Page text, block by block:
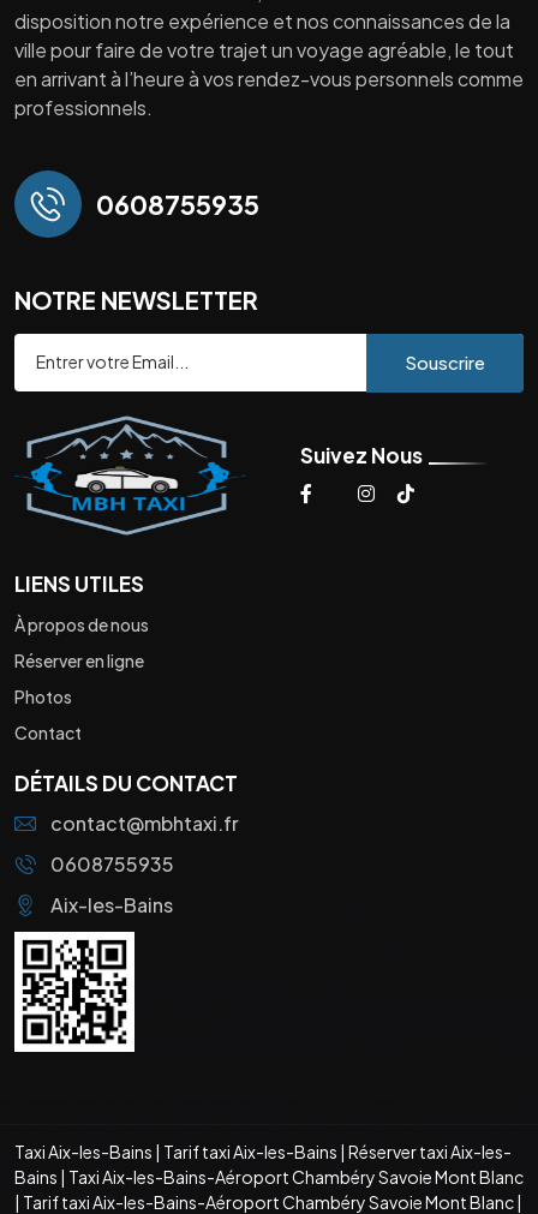
disposition notre expérience et nos connaissances de la
ville pour faire de votre trajet un voyage agréable, le tout
en arrivant à l’heure à vos rendez-vous personnels comme
professionnels.
0608755935
NOTRE NEWSLETTER
Souscrire
Suivez Nous
LIENS UTILES
À propos de nous
Réserver en ligne
Photos
Contact
DÉTAILS DU CONTACT
contact@mbhtaxi.fr
0608755935
Aix-les-Bains
Taxi Aix-les-Bains | Tarif taxi Aix-les-Bains | Réserver taxi Aix-les-
Bains | Taxi Aix-les-Bains-Aéroport Chambéry Savoie Mont Blanc
| Tarif taxi Aix-les-Bains-Aéroport Chambéry Savoie Mont Blanc|